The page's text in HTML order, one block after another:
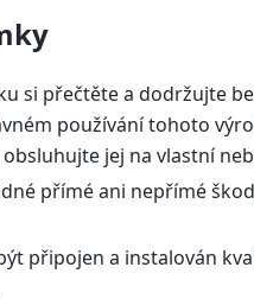
si přečtěte a dodržujte
používání tohoto
jej na vlastní
přímé ani nepřímé
připojen a instalován